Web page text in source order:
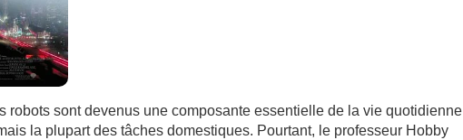
robots sont devenus une composante essentielle de la vie quotidienne
la plupart des tâches domestiques. Pourtant, le professeur Hobby